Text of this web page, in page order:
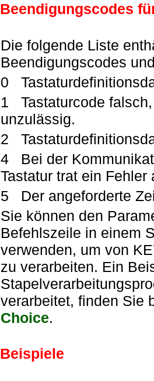
Beendigungscodes
Die folgende Liste
Beendigungscodes
0
1 Tastaturcode
unzulässig.
2
4 Bei der
Tastatur trat ein Fehler
5 Der angeforderte
Sie können den
Befehlszeile in einem
verwenden, um von
zu verarbeiten. Ein
verarbeitet, finden Sie
Choice.
Beispiele